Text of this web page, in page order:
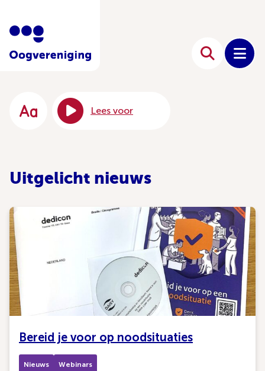
Lees voor
Uitgelicht nieuws
Bereid je voor op noodsituaties
Nieuws Webinars